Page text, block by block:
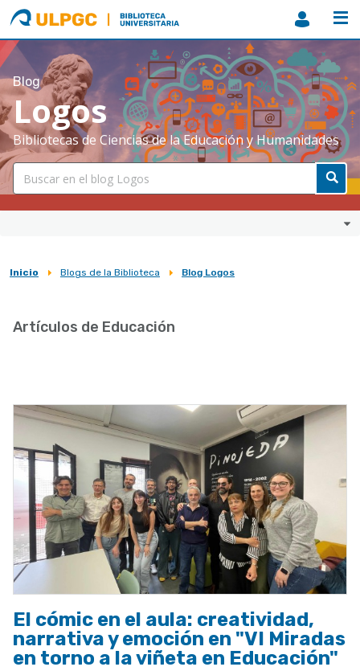
ULPGC
Biblioteca
ULPGC
Blog
Logos
Bibliotecas de Ciencias de la Educación y Humanidades
Sobrescribir
de
la
navegación
Inicio Blogs de la Biblioteca Blog Logos
Artículos de Educación
El cómic en el aula: creatividad,
narrativa y emoción en "VI Miradas
en torno a la viñeta en Educación"